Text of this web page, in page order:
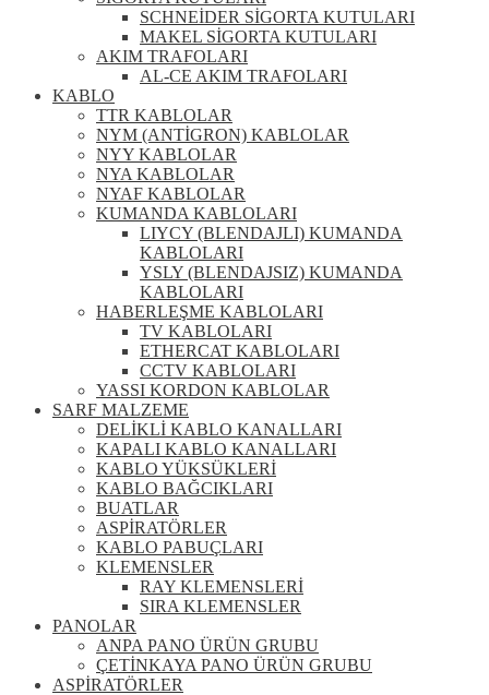
SCHNEİDER SİGORTA KUTULARI
MAKEL SİGORTA KUTULARI
AKIM TRAFOLARI
AL-CE AKIM TRAFOLARI
KABLO
TTR KABLOLAR
NYM (ANTİGRON) KABLOLAR
NYY KABLOLAR
NYA KABLOLAR
NYAF KABLOLAR
KUMANDA KABLOLARI
LIYCY (BLENDAJLI) KUMANDA
KABLOLARI
YSLY (BLENDAJSIZ) KUMANDA
KABLOLARI
HABERLEŞME KABLOLARI
TV KABLOLARI
ETHERCAT KABLOLARI
CCTV KABLOLARI
YASSI KORDON KABLOLAR
SARF MALZEME
DELİKLİ KABLO KANALLARI
KAPALI KABLO KANALLARI
KABLO YÜKSÜKLERİ
KABLO BAĞCIKLARI
BUATLAR
ASPİRATÖRLER
KABLO PABUÇLARI
KLEMENSLER
RAY KLEMENSLERİ
SIRA KLEMENSLER
PANOLAR
ANPA PANO ÜRÜN GRUBU
ÇETİNKAYA PANO ÜRÜN GRUBU
ASPİRATÖRLER